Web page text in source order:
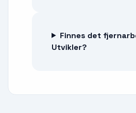
Finnes det
Utvikler?